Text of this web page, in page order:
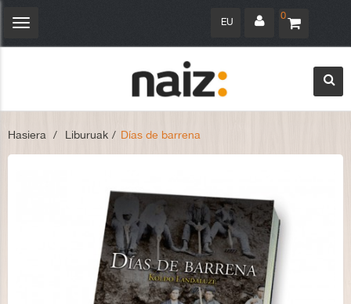
0
EU
Navegación
Hasiera > Liburuak > Días de barrena